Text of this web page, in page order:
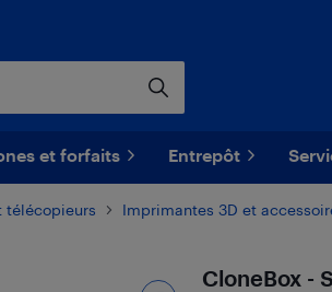
et forfaits Entrepôt
télécopieurs Imprimantes 3D et
CloneBox -